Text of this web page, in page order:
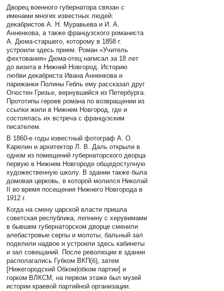
Дворец военного губернатора связан с
именами многих известных людей:
декабристов А. Н. Муравьева и И. А.
Анненкова, а также французского романиста
А. Дюма-старшего, которому в 1858 г.
устроили здесь прием. Роман «Учитель
фехтования» Дюма-отец написал за 18 лет
до визита в Нижний Новгород. Историю
любви декабриста Ивана Анненкова и
парижанки Полины Гебль ему рассказал друг
Огюстен Гризье, вернувшийся из Петербурга.
Прототипы героев романа по возвращении из
ссылки жили в Нижнем Новгород, где и
состоялась их встреча с французским
писателем.
В 1860-е годы известный фотограф А. О.
Карелин и архитектор Л. В. Даль открыли в
одном из помещений губернаторского дворца
первую в Нижнем Новгороде общедоступную
художественную школу. В здании также была
домовая церковь, в которой молился Николай
II во время посещения Нижнего Новгорода в
1912 г.
Когда на смену царской власти пришла
советская республика, лепнину с херувимами
в бывшем губернаторском дворце сменили
алебастровые серпы и молоты, бальный зал
поделили надвое и устроили здесь кабинеты
и зал совещаний. После революции в здании
располагались Губком ВКП(б), затем
[Нижегородский Обком|обком партии] и
горком ВЛКСМ, на первом этаже был музей
истории краевой партийной организации.